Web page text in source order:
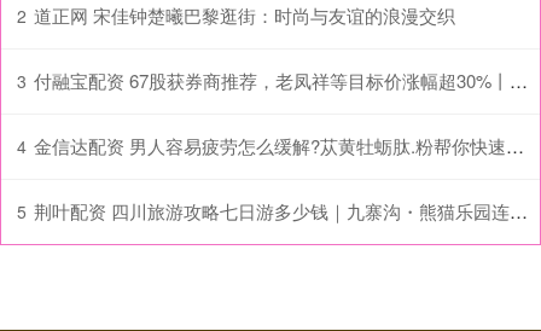
2 道正网 宋佳钟楚曦巴黎逛街：时尚与友谊的浪漫交织
3 付融宝配资 67股获券商推荐，老凤祥等目标价涨幅超30%丨券商评级观察
4 金信达配资 男人容易疲劳怎么缓解?苁黄牡蛎肽.粉帮你快速恢复元气_运动_产品_工作
5 荆叶配资 四川旅游攻略七日游多少钱｜九寨沟・熊猫乐园连玩｜带娃玩超尽兴